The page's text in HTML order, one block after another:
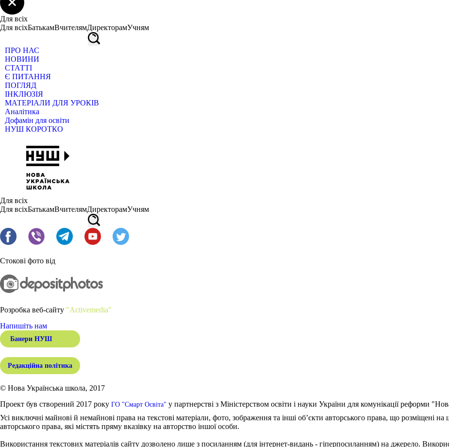
Для всіх
Для всіхБатькамВчителямДиректорамУчням
ПРО НАС
НОВИНИ
СТАТТІ
Є ПИТАННЯ
ПОГЛЯД
ІНКЛЮЗІЯ
МАТЕРІАЛИ ДЛЯ УРОКІВ
Аналітика
Дофамін для освіти
НУШ КОРОТКО
Для всіх
Для всіхБатькамВчителямДиректорамУчням
Стокові фото від
Розробка веб-сайту "Activemedia"
Напишіть нам
Банери НУШ
Редакційна політика
© Нова Українська школа, 2017
Проект був створений 2017 року ГО "Смарт Освіта" у партнерстві з Міністерством освіти і науки України для комунікації реформи
Усі виключні майнові й немайнові права на текстові матеріали, фото, зображення та інші об’єкти авторського права, що розміщені на
авторського права, які містять пряму вказівку на авторство іншої особи.
Використання текстових матеріалів сайту дозволено лише з посиланням (для інтернет-видань - гіперпосиланням) на джерело.